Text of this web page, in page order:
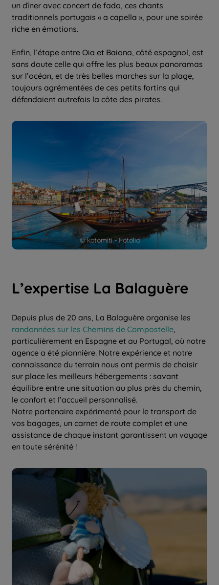
© kotomiti - Fotolia
un dîner avec concert de fado, ces chants
traditionnels portugais « a capella », pour une soirée
riche en émotions.
Enfin, l’étape entre Oia et Baiona, côté espagnol, est
sans doute celle qui offre les plus beaux panoramas
sur l’océan, et de très belles marches sur la plage,
toujours agrémentées de ces petits fortins qui
défendaient autrefois la côte des pirates.
L’expertise La Balaguère
Depuis plus de 20 ans, La Balaguère organise les
randonnées sur les Chemins de Compostelle,
particulièrement en Espagne et au Portugal, où notre
agence a été pionnière. Notre expérience et notre
connaissance du terrain nous ont permis de choisir
sur place les meilleurs hébergements : savant
équilibre entre une situation au plus près du chemin,
le confort et l’accueil personnalisé.
Notre partenaire expérimenté pour le transport de
vos bagages, un carnet de route complet et une
assistance de chaque instant garantissent un voyage
en toute sérénité !